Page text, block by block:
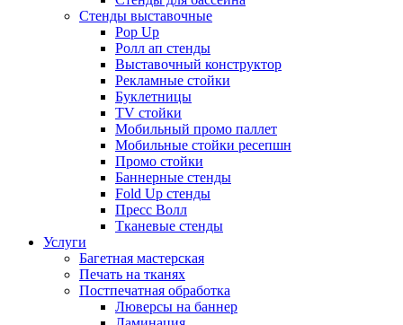
Стенды выставочные
Pop Up
Ролл ап стенды
Выставочный конструктор
Рекламные стойки
Буклетницы
TV стойки
Мобильный промо паллет
Мобильные стойки ресепшн
Промо стойки
Баннерные стенды
Fold Up стенды
Пресс Волл
Тканевые стенды
Услуги
Багетная мастерская
Печать на тканях
Постпечатная обработка
Люверсы на баннер